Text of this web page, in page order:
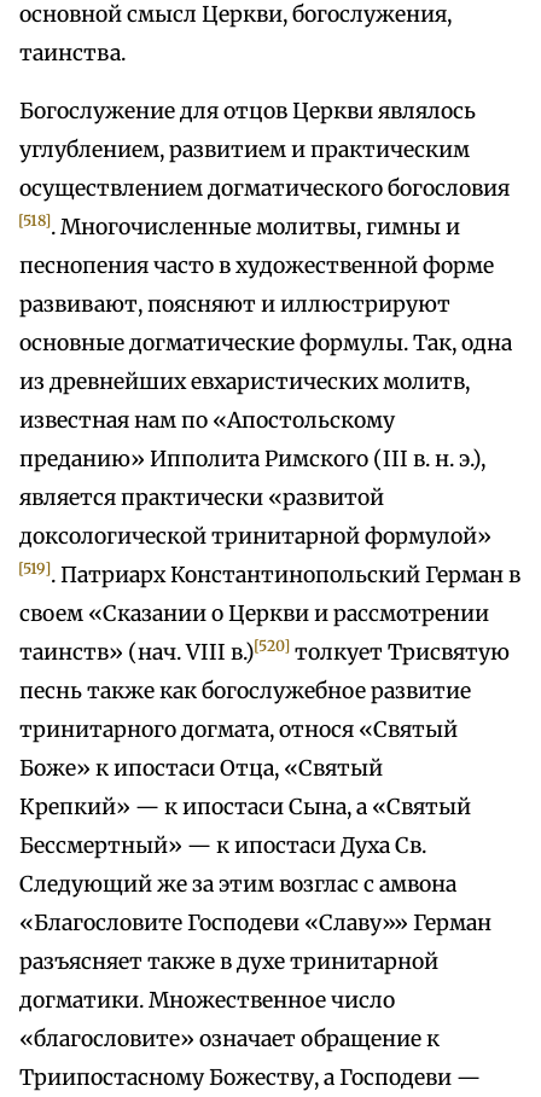
основной смысл Церкви, богослужения,
таинства.
Богослужение для отцов Церкви являлось
углублением, развитием и практическим
осуществлением догматического богословия
[518]. Многочисленные молитвы, гимны и
песнопения часто в художественной форме
развивают, поясняют и иллюстрируют
основные догматические формулы. Так, одна
из древнейших евхаристических молитв,
известная нам по «Апостольскому
преданию» Ипполита Римского (III в. н. э.),
является практически «развитой
доксологической тринитарной формулой»
[519]. Патриарх Константинопольский Герман в
своем «Сказании о Церкви и рассмотрении
таинств» (нач. VIII в.)[520] толкует Трисвятую
песнь также как богослужебное развитие
тринитарного догмата, относя «Святый
Боже» к ипостаси Отца, «Святый
Крепкий» — к ипостаси Сына, а «Святый
Бессмертный» — к ипостаси Духа Св.
Следующий же за этим возглас с амвона
«Благословите Господеви «Славу»» Герман
разъясняет также в духе тринитарной
догматики. Множественное число
«благословите» означает обращение к
Триипостасному Божеству, а Господеви —